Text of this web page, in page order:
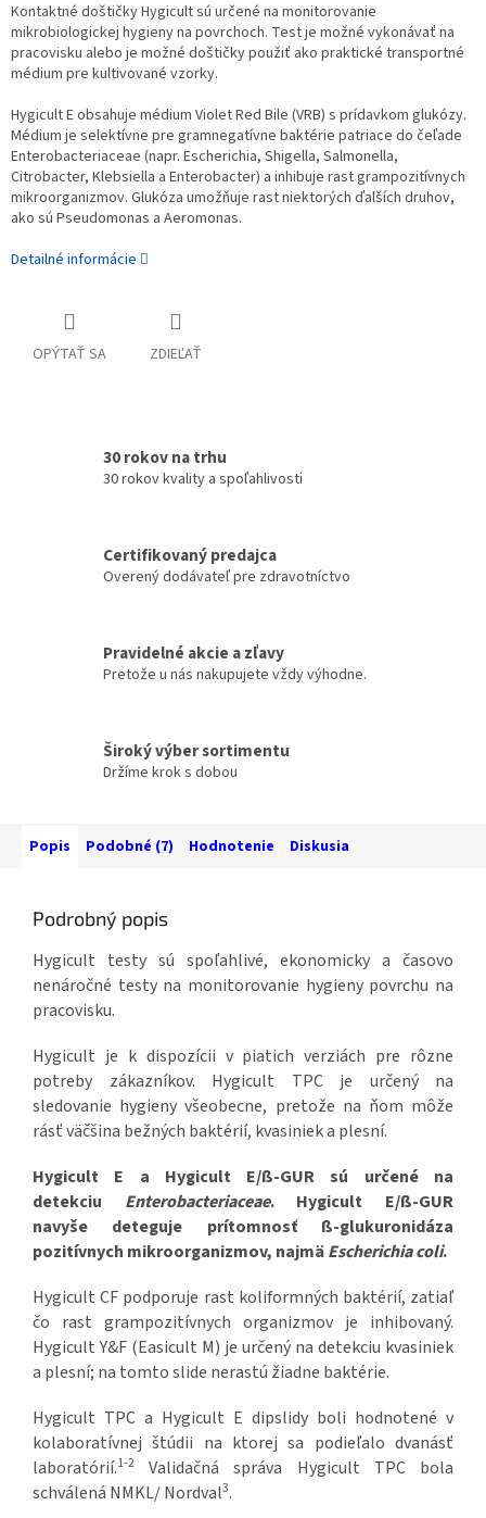
Kontaktné doštičky Hygicult sú určené na monitorovanie
mikrobiologickej hygieny na povrchoch. Test je možné vykonávať na
pracovisku alebo je možné doštičky použiť ako praktické transportné
médium pre kultivované vzorky.
Hygicult E obsahuje médium Violet Red Bile (VRB) s prídavkom glukózy.
Médium je selektívne pre gramnegatívne baktérie patriace do čeľade
Enterobacteriaceae (napr. Escherichia, Shigella, Salmonella,
Citrobacter, Klebsiella a Enterobacter) a inhibuje rast grampozitívnych
mikroorganizmov. Glukóza umožňuje rast niektorých ďalších druhov,
ako sú Pseudomonas a Aeromonas.
Detailné informácie
OPÝTAŤ SA ZDIEĽAŤ
30 rokov na trhu
30 rokov kvality a spoľahlivosti
Certifikovaný predajca
Overený dodávateľ pre zdravotníctvo
Pravidelné akcie a zľavy
Pretože u nás nakupujete vždy výhodne.
Široký výber sortimentu
Držíme krok s dobou
Popis Podobné (7) Hodnotenie Diskusia
Podrobný popis
Hygicult testy sú spoľahlivé, ekonomicky a časovo
nenáročné testy na monitorovanie hygieny povrchu na
pracovisku.
Hygicult je k dispozícii v piatich verziách pre rôzne
potreby zákazníkov. Hygicult TPC je určený na
sledovanie hygieny všeobecne, pretože na ňom môže
rásť väčšina bežných baktérií, kvasiniek a plesní.
Hygicult E a Hygicult E/ß-GUR sú určené na
detekciu Enterobacteriaceae. Hygicult E/ß-GUR
navyše deteguje prítomnosť ß-glukuronidáza
pozitívnych mikroorganizmov, najmäEscherichia coli.
Hygicult CF podporuje rast koliformných baktérií, zatiaľ
čo rast grampozitívnych organizmov je inhibovaný.
Hygicult Y&F (Easicult M) je určený na detekciu kvasiniek
a plesní; na tomto slide nerastú žiadne baktérie.
Hygicult TPC a Hygicult E dipslidy boli hodnotené v
kolaboratívnej štúdii na ktorej sa podieľalo dvanásť
laboratórií.1-2
Validačná správa Hygicult TPC bola
schválená NMKL/ Nordval3.